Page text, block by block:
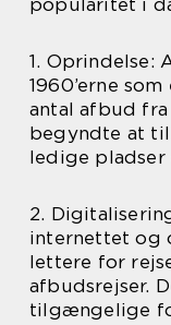
popularitet i
1. Oprindelse:
1960’erne
antal afbud fra
begyndte at
ledige pladser
2.
internettet og
lettere for
afbudsrejser.
tilgængelige